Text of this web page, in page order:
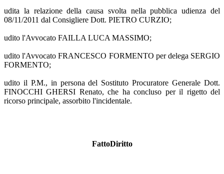
udita la relazione della causa svolta nella pubblica udienza del
08/11/2011 dal Consigliere Dott. PIETRO CURZIO;
udito l'Avvocato FAILLA LUCA MASSIMO;
udito l'Avvocato FRANCESCO FORMENTO per delega SERGIO
FORMENTO;
udito il P.M., in persona del Sostituto Procuratore Generale Dott.
FINOCCHI GHERSI Renato, che ha concluso per il rigetto del
ricorso principale, assorbito l'incidentale.
FattoDiritto